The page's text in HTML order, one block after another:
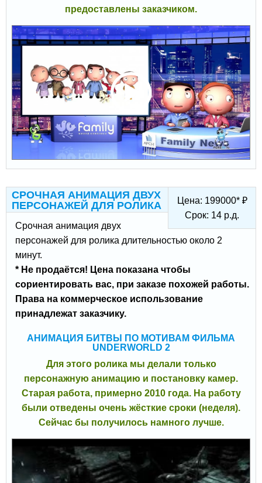
предоставлены заказчиком.
Цена: 199000* ₽
Срок: 14 р.д.
СРОЧНАЯ АНИМАЦИЯ ДВУХ
ПЕРСОНАЖЕЙ ДЛЯ РОЛИКА
Срочная анимация двух
персонажей для ролика длительностью около 2
минут.
* Не продаётся! Цена показана чтобы
сориентировать вас, при заказе похожей работы.
Права на коммерческое использование
принадлежат заказчику.
АНИМАЦИЯ БИТВЫ ПО МОТИВАМ ФИЛЬМА
UNDERWORLD 2
Для этого ролика мы делали только
персонажную анимацию и постановку камер.
Старая работа, примерно 2010 года. На работу
были отведены очень жёсткие сроки (неделя).
Сейчас бы получилось намного лучше.